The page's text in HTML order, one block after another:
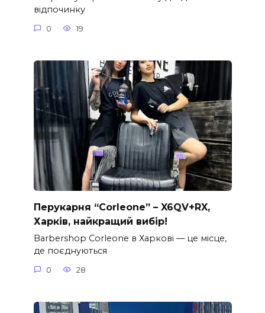
відпочинку
0 19
Перукарня “Corleone” – X6QV+RX,
Харків, найкращий вибір!
Barbershop Corleone в Харкові — це місце,
де поєднуються
0 28